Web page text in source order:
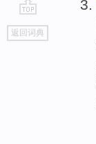
go
top
返回词典